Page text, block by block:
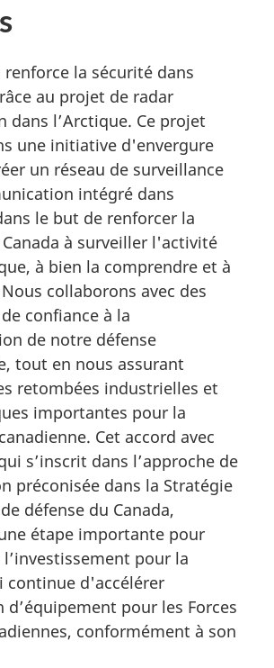
renforce la sécurité dans
au projet de radar
dans l’Arctique. Ce projet
une initiative d'envergure
un réseau de surveillance
intégré dans
le but de renforcer la
à surveiller l'activité
à bien la comprendre et à
collaborons avec des
confiance à la
de notre défense
tout en nous assurant
retombées industrielles et
importantes pour la
Cet accord avec
s’inscrit dans l’approche de
préconisée dans la Stratégie
défense du Canada,
étape importante pour
l’investissement pour la
continue d'accélérer
pour les Forces
conformément à son